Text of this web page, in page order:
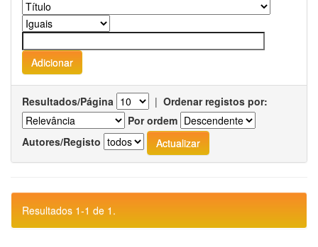
Resultados/Página | Ordenar registos por:
Por ordem
Autores/Registo
Resultados 1-1 de 1.